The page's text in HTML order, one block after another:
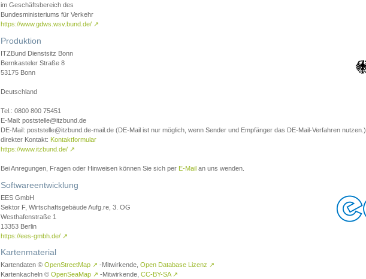
im Geschäftsbereich des
Bundesministeriums für Verkehr
https://www.gdws.wsv.bund.de/ ↗
Produktion
ITZBund Dienstsitz Bonn
Bernkasteler Straße 8
53175 Bonn
Deutschland
Tel.: 0800 800 75451
E-Mail: poststelle@itzbund.de
DE-Mail: poststelle@itzbund.de-mail.de (DE-Mail ist nur möglich, wenn Sender und Empfänger das DE-Mail-Verfahren nutzen.)
direkter Kontakt: Kontaktformular
https://www.itzbund.de/ ↗
Bei Anregungen, Fragen oder Hinweisen können Sie sich per E-Mail an uns wenden.
Softwareentwicklung
EES GmbH
Sektor F, Wirtschaftsgebäude Aufg.re, 3. OG
Westhafenstraße 1
13353 Berlin
https://ees-gmbh.de/ ↗
Kartenmaterial
Kartendaten © OpenStreetMap ↗ -Mitwirkende, Open Database Lizenz ↗
Kartenkacheln © OpenSeaMap ↗ -Mitwirkende, CC-BY-SA ↗